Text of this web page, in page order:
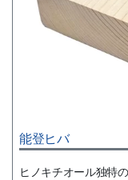
能登ヒバ
ヒノキチオール独特